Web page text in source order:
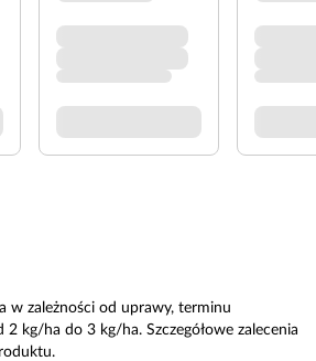
w zależności od uprawy, terminu
kg/ha do 3 kg/ha. Szczegółowe zalecenia